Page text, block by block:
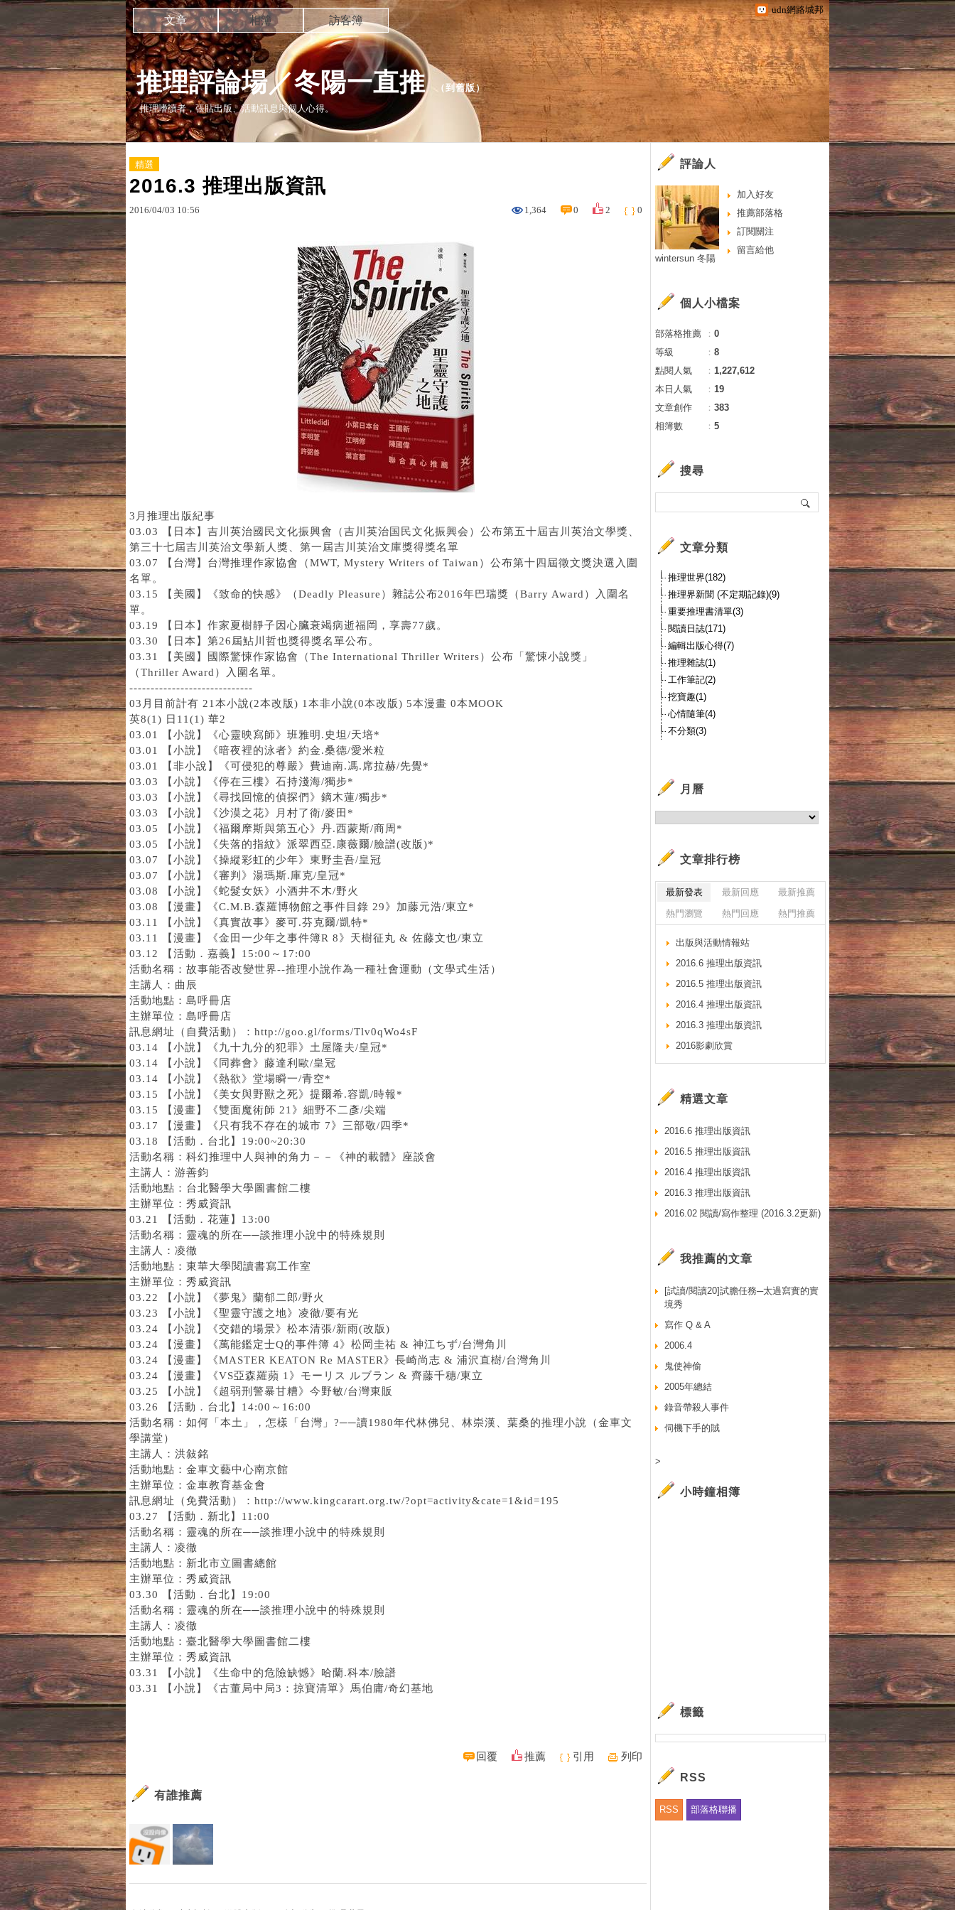
udn網路城邦
推理評論場／冬陽一直推（ 到舊版）
推理嗜讀者，張貼出版、活動訊息與個人心得。
文章 相簿 訪客簿
精選
2016.3 推理出版資訊
2016/04/03 10:56 1,364 0 2 0
3月推理出版紀事
03.03 【日本】吉川英治國民文化振興會（吉川英治国民文化振興会）公布第五十屆吉川英治文學獎、
第三十七屆吉川英治文學新人獎、第一屆吉川英治文庫獎得獎名單
03.07 【台灣】台灣推理作家協會（MWT, Mystery Writers of Taiwan）公布第十四屆徵文獎決選入圍
名單。
03.15 【美國】《致命的快感》（Deadly Pleasure）雜誌公布2016年巴瑞獎（Barry Award）入圍名
單。
03.19 【日本】作家夏樹靜子因心臟衰竭病逝福岡，享壽77歲。
03.30 【日本】第26屆鮎川哲也獎得獎名單公布。
03.31 【美國】國際驚悚作家協會（The International Thriller Writers）公布「驚悚小說獎」
（Thriller Award）入圍名單。
-----------------------------
03月目前計有 21本小說(2本改版) 1本非小說(0本改版) 5本漫畫 0本MOOK
英8(1) 日11(1) 華2
03.01 【小說】
《心靈映寫師》 班雅明.史坦/天培*
03.01 【小說】
《暗夜裡的泳者》 約金.桑德/愛米粒
03.01 【非小說】
《可侵犯的尊嚴》 費迪南.馮.席拉赫/先覺*
03.03 【小說】
《停在三樓》 石持淺海/獨步*
03.03 【小說】
《尋找回憶的偵探們》 鏑木蓮/獨步*
03.03 【小說】
《沙漠之花》
月村了衛/麥田*
03.05 【小說】
《福爾摩斯與第五心》 丹.西蒙斯/商周*
03.05 【小說】
《失落的指紋》 派翠西亞.康薇爾/臉譜(改版)*
03.07 【小說】
《操縱彩虹的少年》 東野圭吾/皇冠
03.07 【小說】
《審判》 湯瑪斯.庫克/皇冠*
03.08 【小說】
《蛇髮女妖》 小酒井不木/野火
03.08 【漫畫】
《C.M.B.森羅博物館之事件目錄 29》 加藤元浩/東立*
03.11 【小說】
《真實故事》 麥可.芬克爾/凱特*
03.11 【漫畫】
《金田一少年之事件簿R 8》 天樹征丸 & 佐藤文也/東立
03.12 【活動．嘉義】15:00～17:00
活動名稱：故事能否改變世界--推理小說作為一種社會運動（文學式生活）
主講人：曲辰
活動地點：島呼冊店
主辦單位：島呼冊店
訊息網址（自費活動）：http://goo.gl/forms/Tlv0qWo4sF
03.14 【小說】
《九十九分的犯罪》 土屋隆夫/皇冠*
03.14 【小說】
《同葬會》 藤達利歐/皇冠
03.14 【小說】
《熱欲》 堂場瞬一/青空*
03.15 【小說】
《美女與野獸之死》 提爾希.容凱/時報*
03.15 【漫畫】
《雙面魔術師 21》 細野不二彥/尖端
03.17 【漫畫】
《只有我不存在的城市 7》 三部敬/四季*
03.18 【活動．台北】19:00~20:30
活動名稱：科幻推理中人與神的角力－－《神的載體》座談會
主講人：游善鈞
活動地點：台北醫學大學圖書館二樓
主辦單位：秀威資訊
03.21 【活動．花蓮】13:00
活動名稱：靈魂的所在──談推理小說中的特殊規則
主講人：凌徹
活動地點：東華大學閱讀書寫工作室
主辦單位：秀威資訊
03.22 【小說】
《夢鬼》 蘭郁二郎/野火
03.23 【小說】
《聖靈守護之地》 凌徹/要有光
03.24 【小說】
《交錯的場景》 松本清張/新雨(改版)
03.24 【漫畫】
《萬能鑑定士Q的事件簿 4》 松岡圭祐 & 神江ちず/台灣角川
03.24 【漫畫】
《MASTER KEATON Re MASTER》 長崎尚志 & 浦沢直樹/台灣角川
03.24 【漫畫】
《VS亞森羅蘋 1》 モーリス ルブラン & 齊藤千穗/東立
03.25 【小說】
《超弱刑警暴甘糟》 今野敏/台灣東販
03.26 【活動．台北】14:00～16:00
活動名稱：如何「本土」，怎樣「台灣」?──讀1980年代林佛兒、林崇漢、葉桑的推理小說（金車文
學講堂）
主講人：洪敍銘
活動地點：金車文藝中心南京館
主辦單位：金車教育基金會
訊息網址（免費活動）：http://www.kingcarart.org.tw/?opt=activity&cate=1&id=195
03.27 【活動．新北】11:00
活動名稱：靈魂的所在──談推理小說中的特殊規則
主講人：凌徹
活動地點：新北市立圖書總館
主辦單位：秀威資訊
03.30 【活動．台北】19:00
活動名稱：靈魂的所在──談推理小說中的特殊規則
主講人：凌徹
活動地點：臺北醫學大學圖書館二樓
主辦單位：秀威資訊
03.31 【小說】
《生命中的危險缺憾》 哈蘭.科本/臉譜
03.31 【小說】
《古董局中局3：掠寶清單》 馬伯庸/奇幻基地
回覆 推薦 引用 列印
有誰推薦
評論人
加入好友
推薦部落格
訂閱關注
留言給他
wintersun 冬陽
個人小檔案
部落格推薦 ： 0
等級
： 8
點閱人氣
： 1,227,612
本日人氣
： 19
文章創作
： 383
相簿數
： 5
搜尋
文章分類
推理世界(182)
推理界新聞 (不定期記錄)(9)
重要推理書清單(3)
閱讀日誌(171)
編輯出版心得(7)
推理雜誌(1)
工作筆記(2)
挖寶趣(1)
心情隨筆(4)
不分類(3)
月曆
文章排行榜
最新發表 最新回應
最新推薦
熱門瀏覽
熱門回應 熱門推薦
出版與活動情報站
2016.6 推理出版資訊
2016.5 推理出版資訊
2016.4 推理出版資訊
2016.3 推理出版資訊
2016影劇欣賞
精選文章
2016.6 推理出版資訊
2016.5 推理出版資訊
2016.4 推理出版資訊
2016.3 推理出版資訊
2016.02 閱讀/寫作整理 (2016.3.2更新)
我推薦的文章
[試讀/閱讀20]試膽任務─太過寫實的實
境秀
寫作 Q & A
2006.4
鬼使神偷
2005年總結
錄音帶殺人事件
伺機下手的賊
>
小時鐘相簿
標籤
RSS
RSS 部落格聯播